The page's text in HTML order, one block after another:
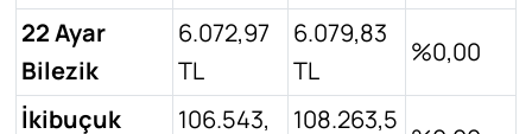
22 Ayar
Bilezik
6.072,97
TL
6.079,83
TL
%0,00
İkibuçuk
106.543,
108.263,5